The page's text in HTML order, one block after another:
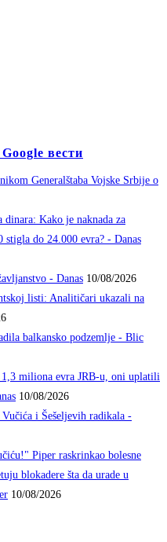
вести
Generalštaba Vojske Srbije o
Kako je naknada za
do 24.000 evra? - Danas
- Danas 10/08/2026
listi: Analitičari ukazali na
balkansko podzemlje - Blic
miliona evra JRB-u, oni uplatili
10/08/2026
i Šešeljevih radikala -
Piper raskrinkao bolesne
blokadere šta da urade u
10/08/2026